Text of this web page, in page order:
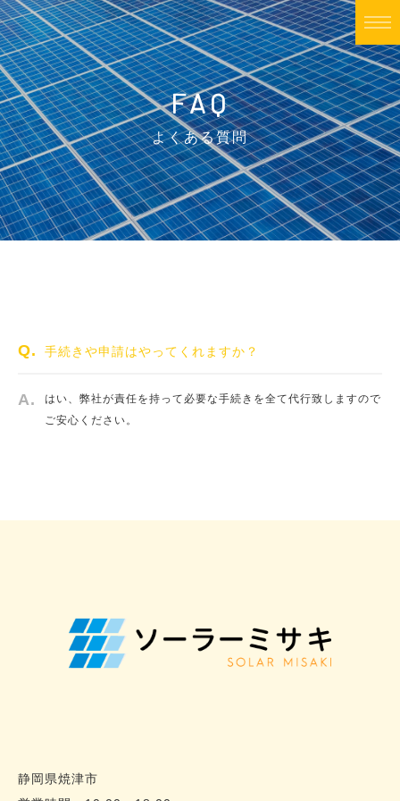
FAQ
よくある質問
手続きや申請はやってくれますか？
はい、弊社が責任を持って必要な手続きを全て代行致しますので
ご安心ください。
静岡県焼津市